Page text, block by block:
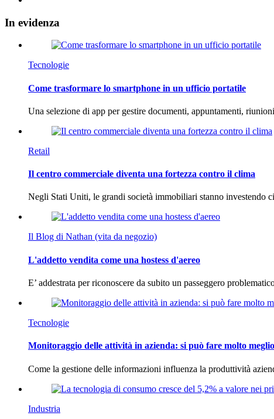
In evidenza
Tecnologie
Come trasformare lo smartphone in un ufficio portatile
Una selezione di app per gestire documenti, appuntamenti,
Retail
Il centro commerciale diventa una fortezza contro il clima
Negli Stati Uniti, le grandi società immobiliari stanno investendo
Il Blog di Nathan (vita da negozio)
L'addetto vendita come una hostess d'aereo
E’ addestrata per riconoscere da subito un passeggero
Tecnologie
Monitoraggio delle attività in azienda: si può fare molto meglio
Come la gestione delle informazioni influenza la produttività
Industria